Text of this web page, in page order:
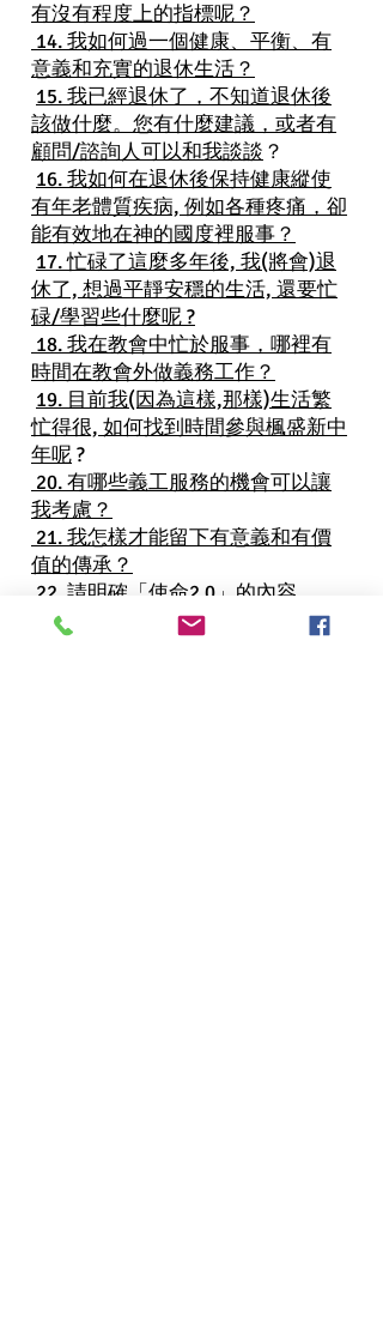
有沒有程度上的指標呢？
14. 我如何過一個健康、平衡、有
意義和充實的退休生活？
15. 我已經退休了，不知道退休後
該做什麼。您有什麼建議，或者有
顧問/諮詢人可以和我談談 ？
16. 我如何在退休後保持健康縱使
有年老體質疾病, 例如各種疼痛，卻
能有效地在神的國度裡服事？
17. 忙碌了這麼多年後, 我(將會)退
休了, 想過平靜安穩的生活, 還要忙
碌/學習些什麼呢 ?
18. 我在教會中忙於服事，哪裡有
時間在教會外做義務工作？
19. 目前我(因為這樣,那樣)生活繁
忙得很, 如何找到時間參與楓盛新中
年呢?
20. 有哪些義工服務的機會可以讓
我考慮？
21. 我怎樣才能留下有意義和有價
值的傳承？
22. 請明確「使命2.0」的內容